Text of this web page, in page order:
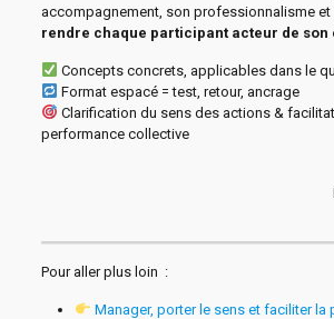
accompagnement, son professionnalisme et
rendre chaque participant acteur de son
Concepts concrets, applicables dans le
Format espacé = test, retour, ancrage
Clarification du sens des actions &
performance collective
Pour aller plus loin :
Manager, porter le sens et faciliter la